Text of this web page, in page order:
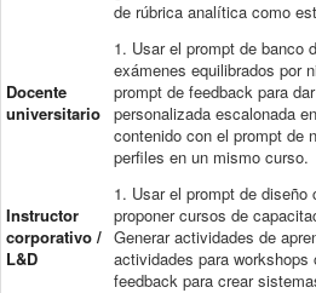
de rúbrica analítica como
Docente
universitario
1. Usar el prompt de banco
exámenes equilibrados por
prompt de feedback para
personalizada escalonada
contenido con el prompt de
perfiles en un mismo curso.
Instructor
corporativo /
L&D
1. Usar el prompt de
proponer cursos de
Generar actividades de
actividades para
feedback para crear